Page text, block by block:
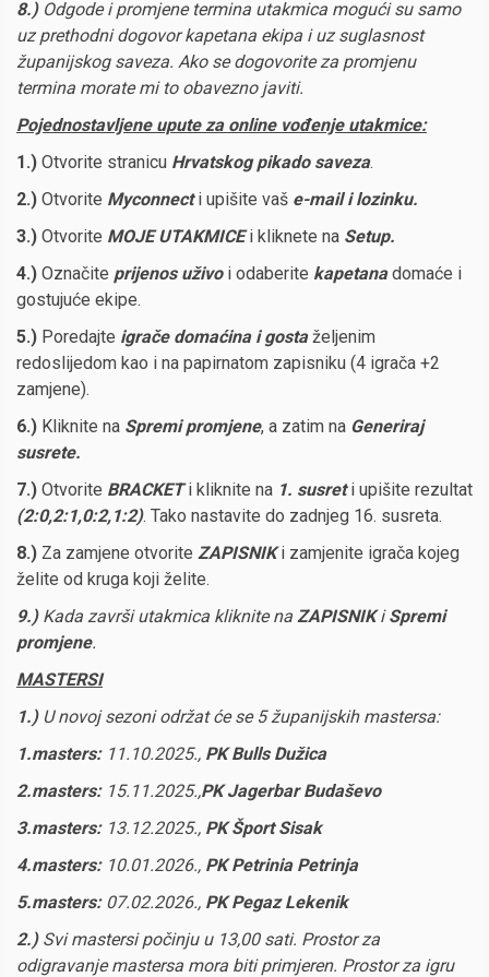
8.) Odgode i promjene termina utakmica mogući su samo
uz prethodni dogovor kapetana ekipa i uz suglasnost
županijskogsaveza. Ako se dogovorite za promjenu
termina morate mi to obavezno javiti.
Pojednostavljene upute za online vođenje utakmice:
1.) Otvorite stranicu Hrvatskog pikado saveza.
2.) Otvorite Myconnecti upišite vaš e-mail i lozinku.
3.) Otvorite MOJE UTAKMICEi kliknete na Setup.
4.) Označite prijenos uživoi odaberite kapetanadomaće i
gostujuće ekipe.
5.) Poredajte igrače domaćina i gostaželjenim
redoslijedom kao i na papirnatom zapisniku (4 igrača +2
zamjene).
6.) Kliknite na Spremi promjene, a zatim na Generiraj
susrete.
7.) Otvorite BRACKETi kliknite na 1. susreti upišite rezultat
(2:0,2:1,0:2,1:2). Tako nastavite do zadnjeg 16. susreta.
8.) Za zamjene otvorite ZAPISNIKi zamjenite igrača kojeg
želite od kruga koji želite.
9.)Kada završi utakmica kliknite na ZAPISNIKiSpremi
promjene.
MASTERSI
1.)U novoj sezoni održat će se 5 županijskih mastersa:
1.masters:11.10.2025., PKBulls Dužica
2.masters:15.11.2025.,PK Jagerbar Budaševo
3.masters:13.12.2025., PK Šport Sisak
4.masters:10.01.2026., PK Petrinia Petrinja
5.masters:07.02.2026., PK Pegaz Lekenik
2.)Svi mastersi počinju u 13,00 sati. Prostor za
odigravanje mastersa mora biti primjeren. Prostor za igru